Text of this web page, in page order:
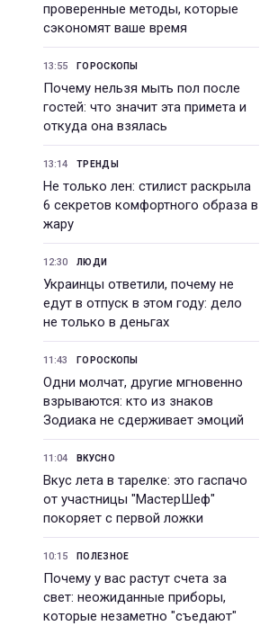
проверенные методы, которые
сэкономят ваше время
13:55 ГОРОСКОПЫ
Почему нельзя мыть пол после
гостей: что значит эта примета и
откуда она взялась
13:14 ТРЕНДЫ
Не только лен: стилист раскрыла
6 секретов комфортного образа в
жару
12:30 ЛЮДИ
Украинцы ответили, почему не
едут в отпуск в этом году: дело
не только в деньгах
11:43 ГОРОСКОПЫ
Одни молчат, другие мгновенно
взрываются: кто из знаков
Зодиака не сдерживает эмоций
11:04 ВКУСНО
Вкус лета в тарелке: это гаспачо
от участницы "МастерШеф"
покоряет с первой ложки
10:15 ПОЛЕЗНОЕ
Почему у вас растут счета за
свет: неожиданные приборы,
которые незаметно "съедают"